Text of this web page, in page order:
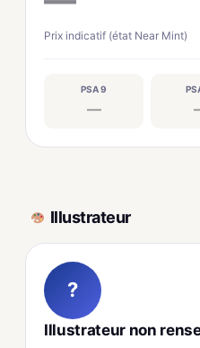
Prix indicatif (état Near Mint)
PSA 9
—
Illustrateur
?
Illustrateur non